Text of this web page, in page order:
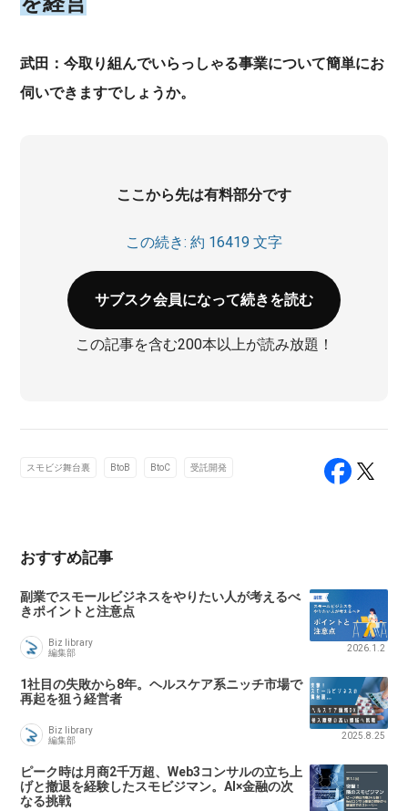
武田：今取り組んでいらっしゃる事業について簡単にお
伺いできますでしょうか。
ここから先は有料部分です
この続き: 約 16419 文字
サブスク会員になって続きを読む
この記事を含む200本以上が読み放題！
スモビジ舞台裏 BtoB BtoC 受託開発
おすすめ記事
副業でスモールビジネスをやりたい人が考えるべ
きポイントと注意点
Biz library
編集部
2026.1.2
1社目の失敗から8年。ヘルスケア系ニッチ市場で
再起を狙う経営者
Biz library
編集部
2025.8.25
ピーク時は月商2千万超、Web3コンサルの立ち上
げと撤退を経験したスモビジマン。AI×金融の次
なる挑戦